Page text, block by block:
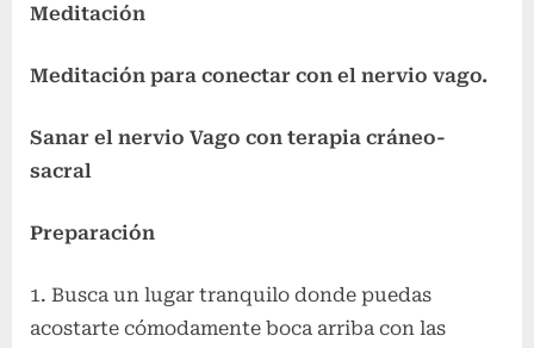
Meditación
Meditación para conectar con el nervio vago.
Sanar el nervio Vago con terapia cráneo-
sacral
Preparación
Busca un lugar tranquilo donde puedas
acostarte cómodamente boca arriba con las